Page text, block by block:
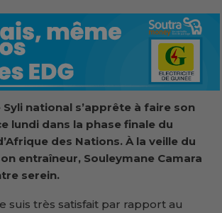
Syli national s’apprête à faire son
lundi dans la phase finale du
des Nations. À la veille du
entraîneur, Souleymane Camara
serein.
suis très satisfait par rapport au